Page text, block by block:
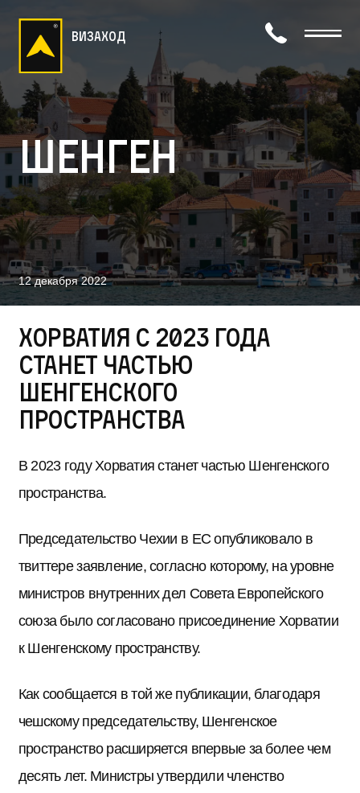
визаход
Шенген
12 декабря 2022
Хорватия с 2023 года
станет частью
Шенгенского
пространства
В 2023 году Хорватия станет частью Шенгенского
пространства.
Председательство Чехии в ЕС опубликовало в
твиттере заявление, согласно которому, на уровне
министров внутренних дел Совета Европейского
союза было согласовано присоединение Хорватии
к Шенгенскому пространству.
Как сообщается в той же публикации, благодаря
чешскому председательству, Шенгенское
пространство расширяется впервые за более чем
десять лет. Министры утвердили членство